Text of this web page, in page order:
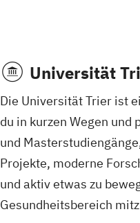
Universität
Die Universität Trier ist
du in kurzen Wegen
und
Projekte, moderne
und aktiv etwas zu
Gesundheitsbereich